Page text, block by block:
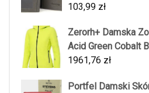
103,99 zł
Zerorh+ Damska
Acid Green Cobalt
1961,76 zł
Portfel Damski